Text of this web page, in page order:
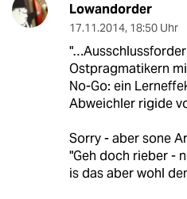
Lowandorder
17.11.2014, 18:50 Uhr
Ostpragmatikern
No-Go: ein
Abweichler rigide
Sorry - aber sone
"Geh doch rieber -
is das aber wohl